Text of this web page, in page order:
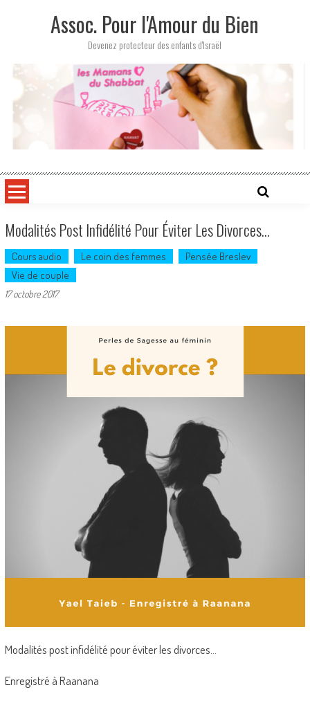
Assoc. Pour l'Amour du Bien
Devenez protecteur des enfants d'Israël
Modalités Post Infidélité Pour Éviter Les Divorces…
Cours audio Le coin des femmes
Pensée Breslev
Vie de couple
17 octobre 2017
Modalités post infidélité pour éviter les divorces…
Enregistré à Raanana